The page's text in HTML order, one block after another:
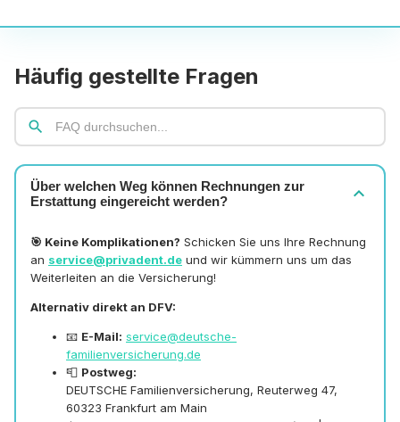
Häufig gestellte Fragen
search
Über welchen Weg können Rechnungen zur
Erstattung eingereicht werden?
expand_more
🎯 Keine Komplikationen? Schicken Sie uns Ihre Rechnung
an service@privadent.de und wir kümmern uns um das
Weiterleiten an die Versicherung!
Alternativ direkt an DFV:
📧 E-Mail: service@deutsche-
familienversicherung.de
📮 Postweg:
DEUTSCHE Familienversicherung, Reuterweg 47,
60323 Frankfurt am Main